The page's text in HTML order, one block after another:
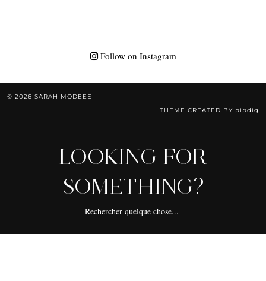
Follow on Instagram
© 2026 SARAH MODEEE
THEME CREATED BY pipdig
LOOKING FOR
SOMETHING?